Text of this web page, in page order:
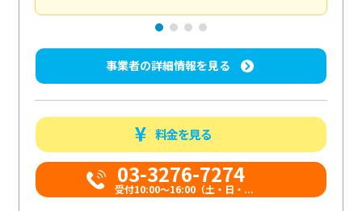
事業者の詳細情報を見る
料金を見る
03-3276-7274
受付10:00〜16:00（土・日・...